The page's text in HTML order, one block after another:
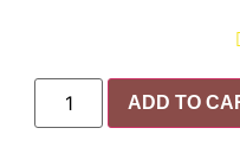
ADD TO